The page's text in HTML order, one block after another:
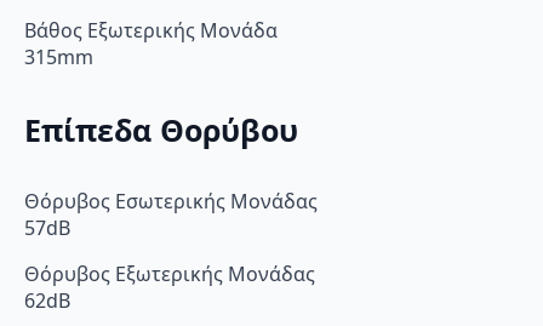
Βάθος Εξωτερικής Μονάδα
315mm
Επίπεδα Θορύβου
Θόρυβος Εσωτερικής Μονάδας
57dB
Θόρυβος Εξωτερικής Μονάδας
62dB